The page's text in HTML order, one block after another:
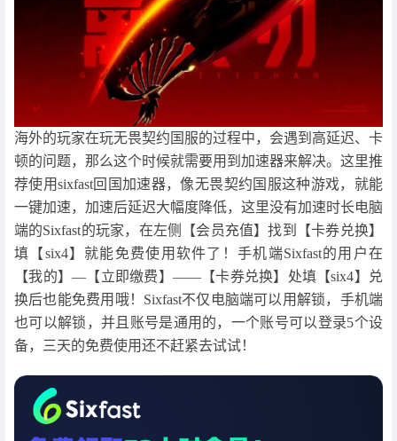
海外的玩家在玩无畏契约国服的过程中，会遇到高延迟、卡
顿的问题，那么这个时候就需要用到加速器来解决。这里推
荐使用sixfast回国加速器，像无畏契约国服这种游戏，就能
一键加速，加速后延迟大幅度降低，这里没有加速时长电脑
端的Sixfast的玩家，在左侧【会员充值】找到【卡券兑换】
填【six4】就能免费使用软件了！手机端Sixfast的用户在
【我的】—【立即缴费】——【卡券兑换】处填【six4】兑
换后也能免费用哦！Sixfast不仅电脑端可以用解锁，手机端
也可以解锁，并且账号是通用的，一个账号可以登录5个设
备，三天的免费使用还不赶紧去试试！